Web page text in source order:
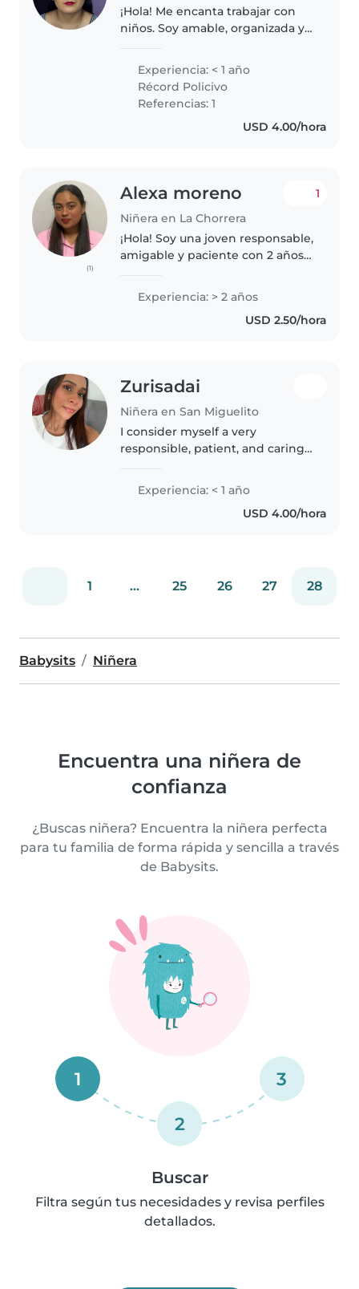
¡Hola! Me encanta trabajar con
niños. Soy amable, organizada y
realizando actividades creativas,
ayudando con tareas y
asegurándome de que cada niño
Experiencia: < 1 año
Récord Policivo
Referencias: 1
USD 4.00/hora
(1)
Alexa moreno
Niñera en La Chorrera
1
¡Hola! Soy una joven responsable,
amigable y paciente con 2 años
niños en edad preescolar y en
edad escolar. Tengo certificación
Experiencia: > 2 años
USD 2.50/hora
Zurisadai
Niñera en San Miguelito
I consider myself a very
responsible, patient, and caring
easy to connect with children
and I enjoy spending time with
them, helping them learn and
Experiencia: < 1 año
USD 4.00/hora
1 ... 25 26 27 28
Babysits Niñera
Encuentra una niñera de
confianza
¿Buscas niñera? Encuentra la niñera perfecta
para tu familia de forma rápida y sencilla a través
de Babysits.
1
2
3
Buscar
Filtra según tus necesidades y revisa perfiles
detallados.